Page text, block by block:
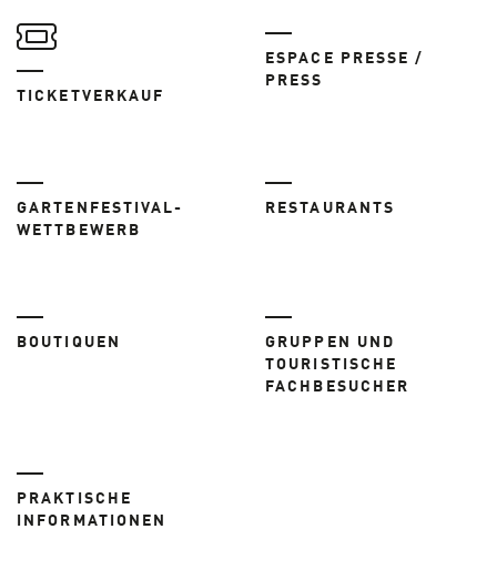
TICKETVERKAUF
ESPACE PRESSE /
PRESS
GARTENFESTIVAL-
WETTBEWERB
RESTAURANTS
BOUTIQUEN
GRUPPEN UND
TOURISTISCHE
FACHBESUCHER
PRAKTISCHE
INFORMATIONEN